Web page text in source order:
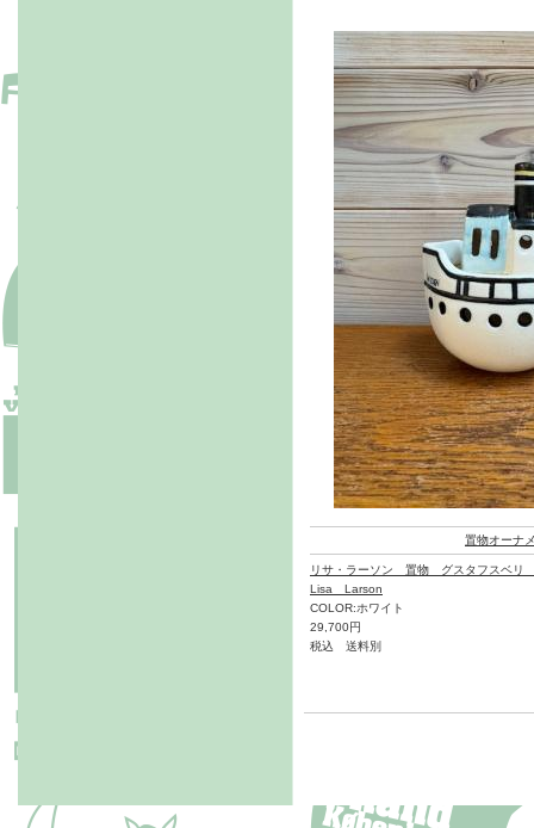
置物オーナ
リサ・ラーソン 置物 グスタフスベリ
Lisa Larson
COLOR:ホワイト
29,700円
税込 送料別